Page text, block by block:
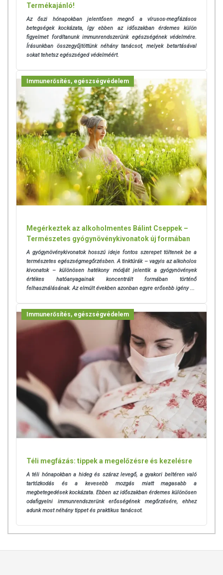
Termékajánló!
Az őszi hónapokban jelentősen megnő a vírusos-megfázásos
betegségek kockázata, így ebben az időszakban érdemes külön
figyelmet fordítanunk immunrendszerünk egészségének védelmére.
Írásunkban összegyűjtöttünk néhány tanácsot, melyek betartásával
sokat tehetsz egészséged védelméért.
Immunerősítés, egészségvédelem
Megérkeztek az alkoholmentes Bálint Cseppek –
Természetes gyógynövénykivonatok új formában
A gyógynövénykivonatok hosszú ideje fontos szerepet töltenek be a
természetes egészségmegőrzésben. A tinktúrák – vagyis az alkoholos
kivonatok – különösen hatékony módját jelentik a gyógynövények
értékes hatóanyagainak koncentrált formában történő
felhasználásának.Az elmúlt években azonban egyre erősebb igény ...
Immunerősítés, egészségvédelem
Téli megfázás: tippek a megelőzésre és kezelésre
A téli hónapokban a hideg és száraz levegő, a gyakori beltéren való
tartózkodás és a kevesebb mozgás miatt magasabb a
megbetegedések kockázata. Ebben az időszakban érdemes különösen
odafigyelni immunrendszerünk erősségének megőrzésére, ehhez
adunk most néhány tippet és praktikus tanácsot.